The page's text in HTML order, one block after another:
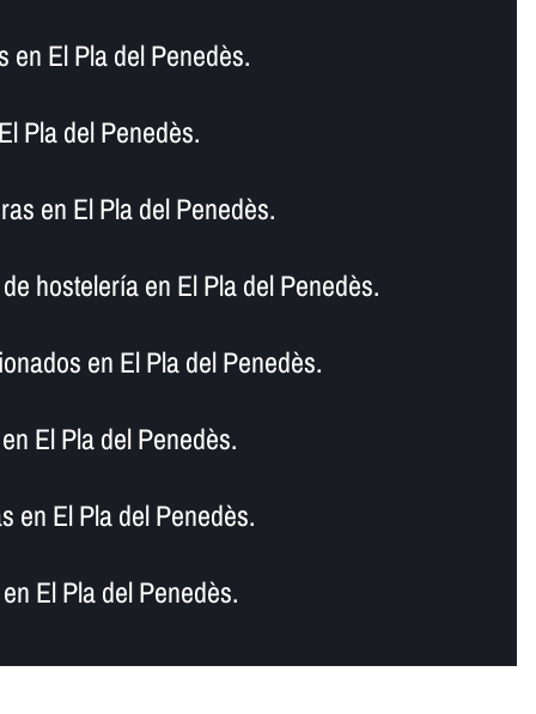
El Pla del Penedès.
Pla del Penedès.
en El Pla del Penedès.
hostelerí­a en El Pla del Penedès.
en El Pla del Penedès.
El Pla del Penedès.
en El Pla del Penedès.
El Pla del Penedès.